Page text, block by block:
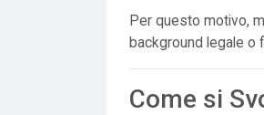
Per questo motivo,
background legale o
Come si